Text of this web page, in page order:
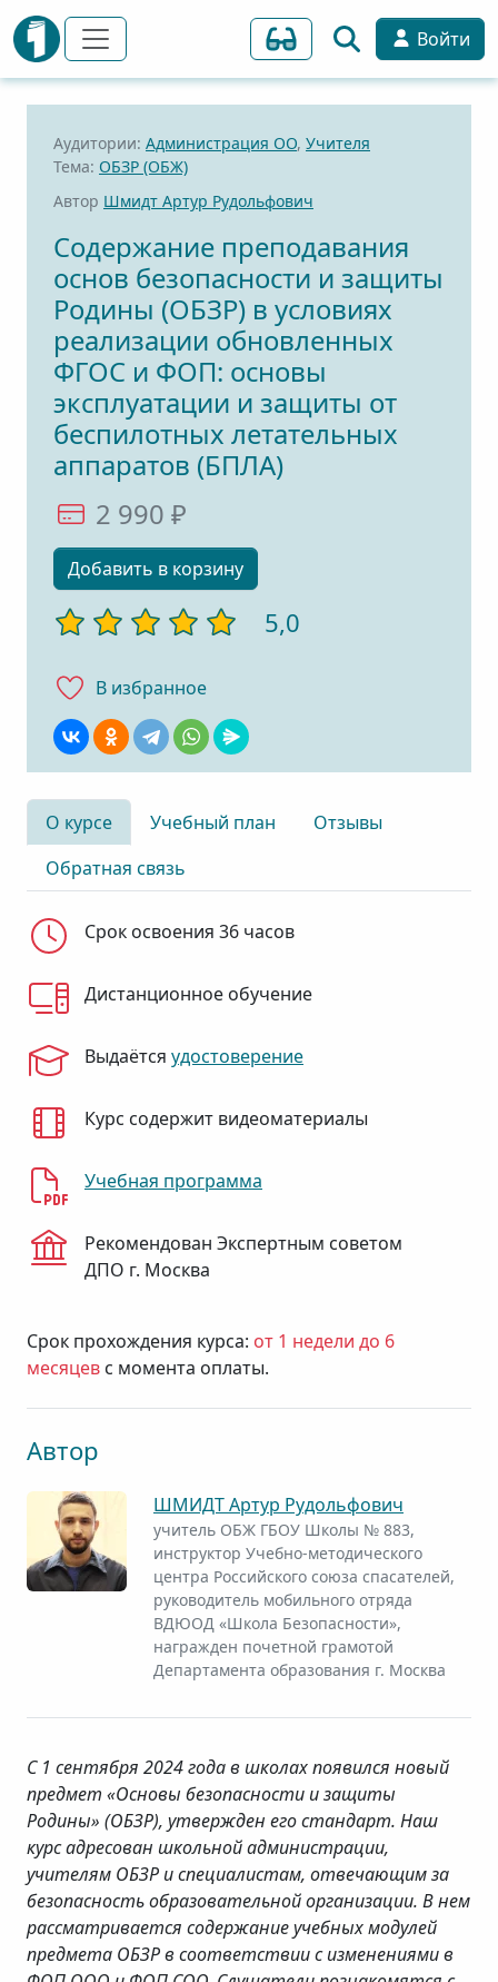
Войти
Аудитории: Администрация ОО, Учителя
Тема: ОБЗР (ОБЖ)
Автор Шмидт Артур Рудольфович
Содержание преподавания
основ безопасности и защиты
Родины (ОБЗР) в условиях
реализации обновленных
ФГОС и ФОП: основы
эксплуатации и защиты от
беспилотных летательных
аппаратов (БПЛА)
2 990 ₽
Добавить в корзину
5,0
В избранноe
О курсе Учебный план
Отзывы
Обратная связь
Срок освоения 36 часов
Дистанционное обучение
Выдаётся удостоверение
Курс содержит видеоматериалы
Учебная программа
Рекомендован Экспертным советом
ДПО г. Москва
Срок прохождения курса: от 1 недели до 6
месяцев с момента оплаты.
Автор
ШМИДТ Артур Рудольфович
учитель ОБЖ ГБОУ Школы № 883,
инструктор Учебно-методического
центра Российского союза спасателей,
руководитель мобильного отряда
ВДЮОД «Школа Безопасности»,
награжден почетной грамотой
Департамента образования г. Москва
С 1 сентября 2024 года в школах появился новый
предмет «Основы безопасности и защиты
Родины» (ОБЗР), утвержден его стандарт. Наш
курс адресован школьной администрации,
учителям ОБЗР и специалистам, отвечающим за
безопасность образовательной организации. В нем
рассматривается содержание учебных модулей
предмета ОБЗР в соответствии с изменениями в